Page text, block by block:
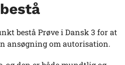
bestå Prøve i Dansk 3 for at
ansøgning om autorisation.